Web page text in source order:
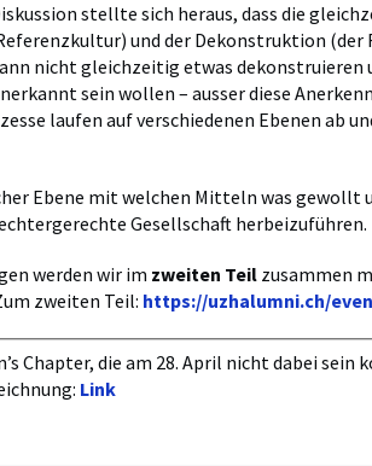
stellte sich heraus, dass die
und der Dekonstruktion
nicht gleichzeitig etwas dekonstruieren
sein wollen – ausser diese
laufen auf verschiedenen Ebenen ab
Ebene mit welchen Mitteln was gewollt
Gesellschaft herbeizuführen.
werden wir im zweiten Teil zusammen
zweiten Teil: https://uzhalumni.ch/
Chapter, die am 28. April nicht dabei sein
Link